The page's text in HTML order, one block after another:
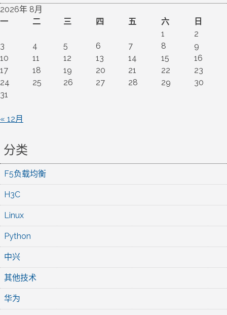
2026年 8月
一
二 三 四 五 六
日
1
2
3
4 5 6 7 8
9
10
11 12 13 14 15
16
17
18 19 20 21 22
23
24
25 26 27 28 29
30
31
« 12月
分类
F5负载均衡
H3C
Linux
Python
中兴
其他技术
华为